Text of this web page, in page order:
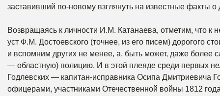
заставивший по-новому взглянуть на известные факты о
Возвращаясь к личности И.М. Катанаева, отметим, что к
уст Ф.М. Достоевского (точнее, из его писем) дорогого
и вспомним других не менее, а, быть может, даже более
— областную) полицию. И в этой плеяде среди первых
Годлевских — капитан-исправника Осипа Дмитриевича
офицерами, участниками Отечественной войны 1812